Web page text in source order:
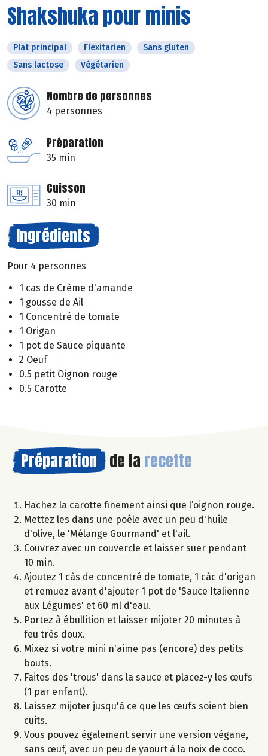
Shakshuka pour minis
Plat principal Flexitarien
Sans gluten
Sans lactose
Végétarien
Nombre de personnes
4 personnes
Préparation
35 min
Cuisson
30 min
Ingrédients
Pour 4 personnes
1 cas de Crème d'amande
1 gousse de Ail
1 Concentré de tomate
1 Origan
1 pot de Sauce piquante
2 Oeuf
0.5 petit Oignon rouge
0.5 Carotte
Préparation de la recette
Hachez la carotte finement ainsi que l’oignon rouge.
Mettez les dans une poêle avec un peu d'huile
d'olive, le 'Mélange Gourmand' et l'ail.
Couvrez avec un couvercle et laisser suer pendant
10 min.
Ajoutez 1 càs de concentré de tomate, 1 càc d'origan
et remuez avant d'ajouter 1 pot de 'Sauce Italienne
aux Légumes' et 60 ml d'eau.
Portez à ébullition et laisser mijoter 20 minutes à
feu très doux.
Mixez si votre mini n'aime pas (encore) des petits
bouts.
Faites des 'trous' dans la sauce et placez-y les œufs
(1 par enfant).
Laissez mijoter jusqu'à ce que les œufs soient bien
cuits.
Vous pouvez également servir une version végane,
sans œuf, avec un peu de yaourt à la noix de coco.